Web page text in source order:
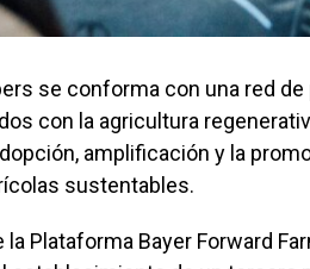
se conforma con una red
con la agricultura
amplificación y la
sustentables.
la Plataforma Bayer Forward